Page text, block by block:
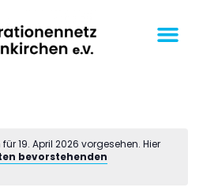
19. April 2026 vorgesehen. Hier
bevorstehenden